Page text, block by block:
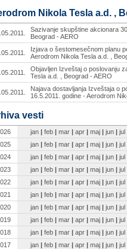
Nikola Tesla a.d. ,
Sazivanje skupštine akcionara
Beograd - AERO
Izjava o šestomesečnom planu
Aerodrom Nikola Tesla a.d. ,
Objavljen Izveštaj o poslovanju
Tesla a.d. , Beograd - AERO
Najava dostavljanja Izveštaja o
16.5.2011. godine - Aerodrom
vesti
jan | feb | mar | apr | maj | jun | jul
jan | feb | mar | apr | maj | jun | jul
jan | feb | mar | apr | maj | jun | jul
jan | feb | mar | apr | maj | jun | jul
jan | feb | mar | apr | maj | jun | jul
jan | feb | mar | apr | maj | jun | jul
jan | feb | mar | apr | maj | jun | jul
jan | feb | mar | apr | maj | jun | jul
jan | feb | mar | apr | maj | jun | jul
jan | feb | mar | apr | maj | jun | jul